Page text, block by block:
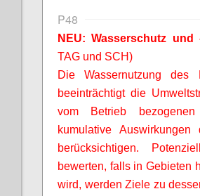
P48
NEU: Wasserschutz und
TAG und SCH)
Die Wassernutzung des
beeinträchtigt die
vom Betrieb
kumulative
berücksichtigen.
bewerten, falls in Gebieten
wird, werden Ziele zu